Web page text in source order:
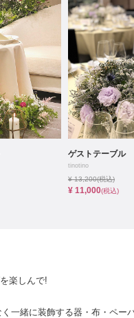
小物
すべてのアイテム
ドレスショップ一覧
ゲストテーブル
tinotino
¥ 13,200(税込)
¥ 11,000(税込)
楽しんで!
一緒に装飾する器・布・ペー